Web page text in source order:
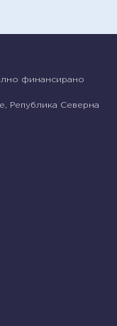
финансирано
Република Северна